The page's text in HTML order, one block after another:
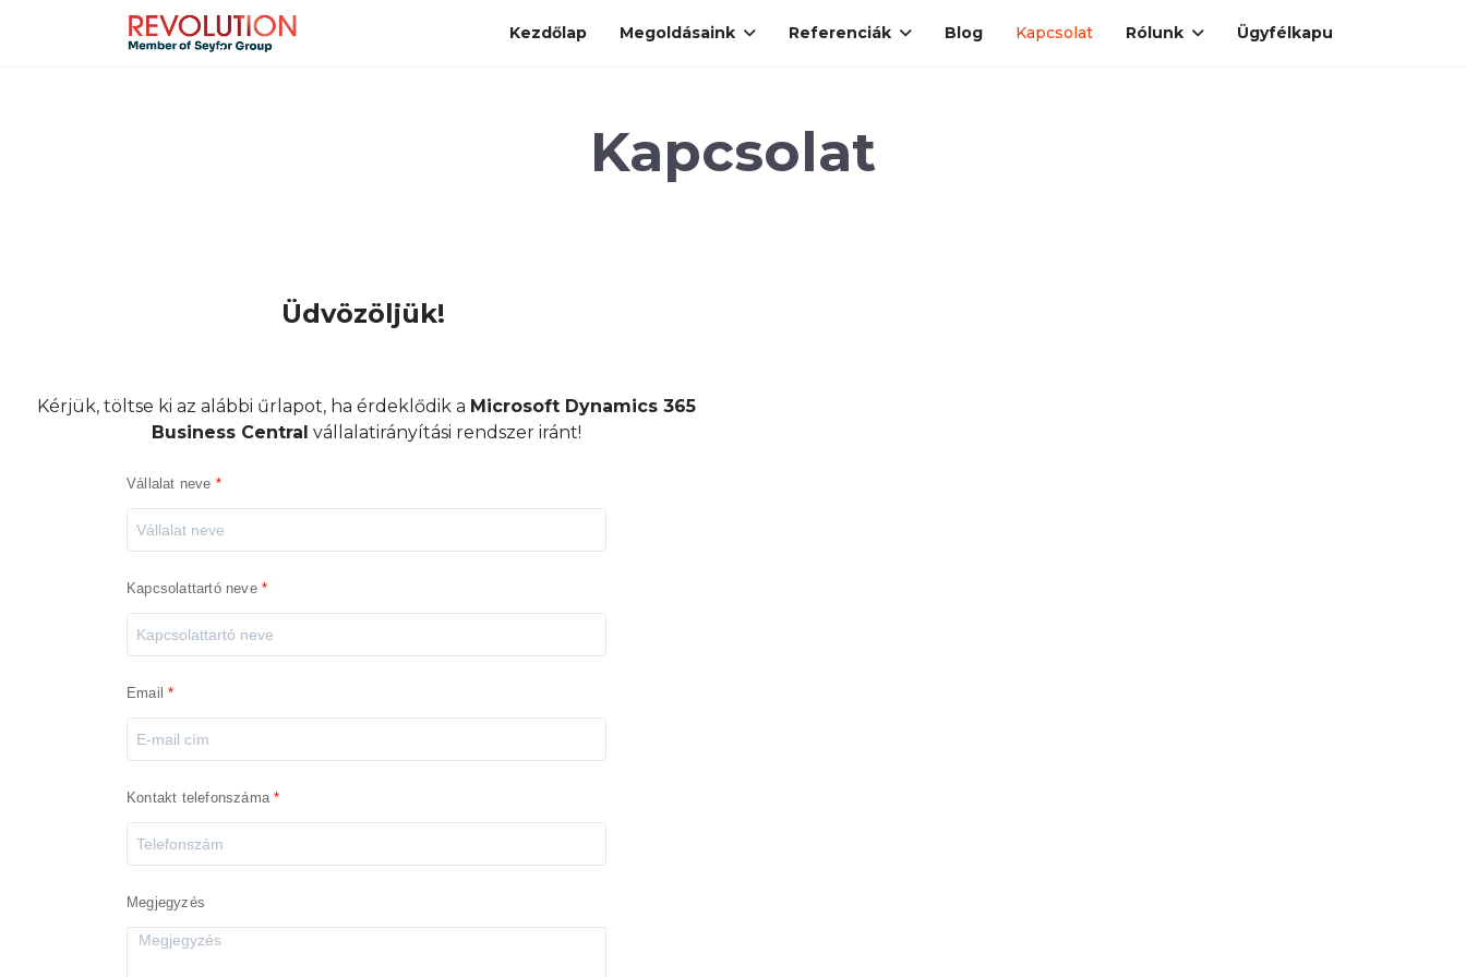
Kezdőlap Megoldásaink Referenciák Blog Kapcsolat Rólunk Ügyfélkapu
Kapcsolat
Üdvözöljük!
Kérjük, töltse ki az alábbi űrlapot, ha érdeklődik a Microsoft Dynamics 365
Business Central vállalatirányítási rendszer iránt!
Vállalat neve
Kapcsolattartó neve
Email
Kontakt telefonszáma
Megjegyzés